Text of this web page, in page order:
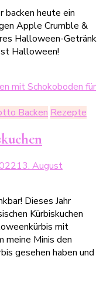
heute ein
Apple Crumble &
Halloween-Getränk
Halloween!
Backen Rezepte
13. August
Dieses Jahr
Kürbiskuchen
mit
meine Minis den
gesehen haben und